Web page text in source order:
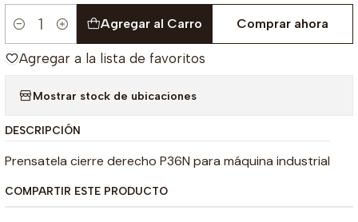
Cantidad
Agregar al Carro Comprar ahora
Agregar a la lista de favoritos
Mostrar stock de ubicaciones
DESCRIPCIÓN
Prensatela cierre derecho P36N para máquina industrial
COMPARTIR ESTE PRODUCTO